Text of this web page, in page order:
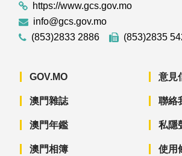
https://www.gcs.gov.mo
info@gcs.gov.mo
(853)2833 2886
(853)2835
GOV.MO
澳門雜誌
澳門年鑑
澳門相簿
意見
聯絡
私隱
使用